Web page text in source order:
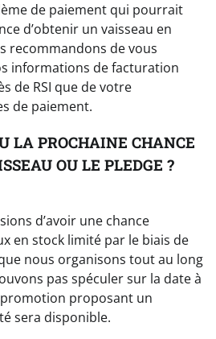
de paiement qui pourrait
d’obtenir un vaisseau en
recommandons de vous
informations de facturation
de RSI que de votre
de paiement.
LA PROCHAINE CHANCE
OU LE PLEDGE ?
d’avoir une chance
en stock limité par le biais de
nous organisons tout au long
pas spéculer sur la date à
proposant un
sera disponible.